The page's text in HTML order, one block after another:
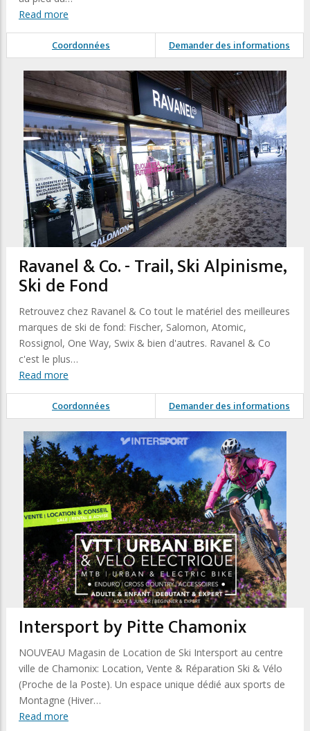
Read more
Coordonnées Demander des informations
Ravanel & Co. - Trail, Ski Alpinisme,
Ski de Fond
Retrouvez chez Ravanel & Co tout le matériel des meilleures
marques de ski de fond: Fischer, Salomon, Atomic,
Rossignol, One Way, Swix & bien d'autres. Ravanel & Co
c'est le plus…
Read more
Coordonnées Demander des informations
Intersport by Pitte Chamonix
NOUVEAU Magasin de Location de Ski Intersport au centre
ville de Chamonix: Location, Vente & Réparation Ski & Vélo
(Proche de la Poste). Un espace unique dédié aux sports de
Montagne (Hiver…
Read more